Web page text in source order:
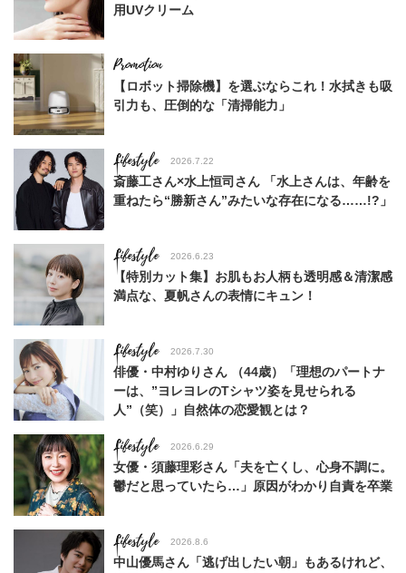
用UVクリーム
【ロボット掃除機】を選ぶならこれ！水拭きも吸
引力も、圧倒的な「清掃能力」
Lifestyle 2026.7.22
斎藤工さん×水上恒司さん 「水上さんは、年齢を
重ねたら“勝新さん”みたいな存在になる……!?」
Lifestyle 2026.6.23
【特別カット集】お肌もお人柄も透明感＆清潔感
満点な、夏帆さんの表情にキュン！
Lifestyle 2026.7.30
俳優・中村ゆりさん （44歳）「理想のパートナ
ーは、”ヨレヨレのTシャツ姿を見せられる
人”（笑）」自然体の恋愛観とは？
Lifestyle 2026.6.29
女優・須藤理彩さん「夫を亡くし、心身不調に。
鬱だと思っていたら…」原因がわかり自責を卒業
Lifestyle 2026.8.6
中山優馬さん「逃げ出したい朝」もあるけれど、